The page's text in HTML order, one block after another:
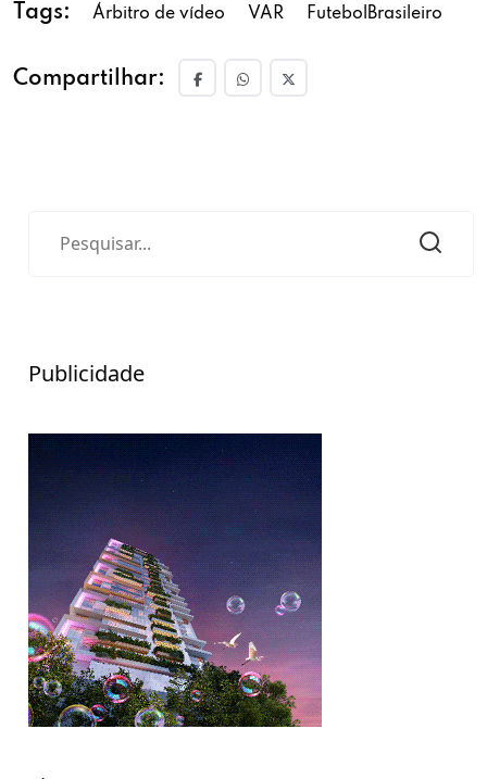
Tags: Árbitro de vídeo VAR FutebolBrasileiro
Compartilhar:
Publicidade